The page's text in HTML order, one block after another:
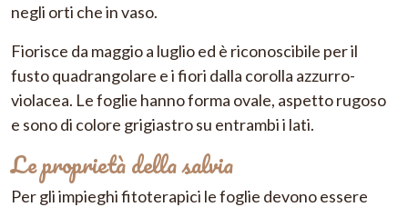
negli orti che in vaso.
Fiorisce da maggio a luglio ed è riconoscibile per il
fusto quadrangolare e i fiori dalla corolla azzurro-
violacea. Le foglie hanno forma ovale, aspetto rugoso
e sono di colore grigiastro su entrambi i lati.
Le proprietà della salvia
Per gli impieghi fitoterapici le foglie devono essere